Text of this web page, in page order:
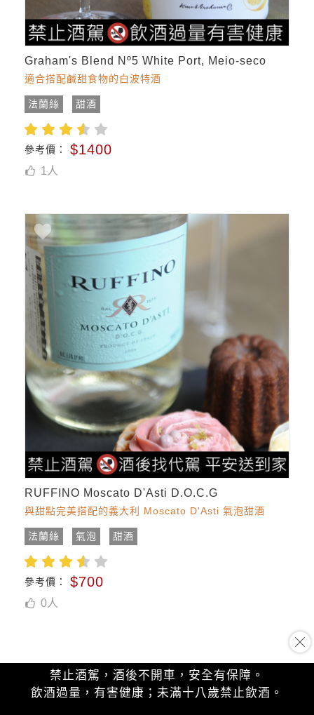
Graham's Blend Nº5 White Port, Meio-seco
適合搭配鹹甜食物的白波特酒
法蘭絲 甜酒
參考價： $1400
1 人
RUFFINO Moscato D'Asti D.O.C.G
與甜點完美搭配的義大利 Moscato D'Asti 氣泡甜酒
法蘭絲 氣泡 甜酒
參考價： $700
0人
禁止酒駕，酒後不開車，安全有保障。
飲酒過量，有害健康；未滿十八歲禁止飲酒。